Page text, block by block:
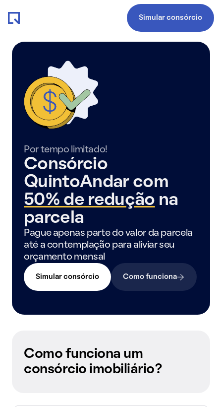
Simular consórcio
Por tempo limitado!
Consórcio
QuintoAndar com
50% de redução na
parcela
Pague apenas parte do valor da parcela
até a contemplação para aliviar seu
orçamento mensal
Simular consórcio Como funciona
Como funciona um
consórcio imobiliário?